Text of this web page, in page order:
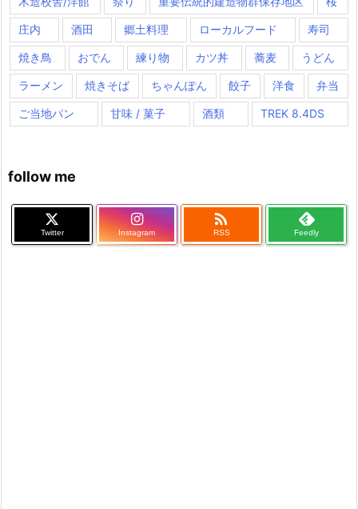
庄内 酒田 郷土料理 ローカルフード 寿司
焼き鳥 おでん 練り物 カツ丼 蕎麦 うどん
ラーメン 焼きそば ちゃんぽん 餃子 洋食 弁当
ご当地パン 甘味 / 菓子 酒類 TREK 8.4DS
follow me
Twitter Instagram

RSS Feedly